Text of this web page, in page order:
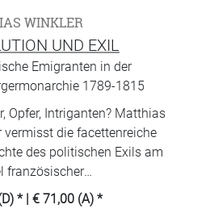
WINKLER
UND EXIL
Emigranten in der
1789-1815
Opfer, Intriganten? Matthias
vermisst die facettenreiche
des politischen Exils am
französischer
neu.
* | € 71,00 (A) *